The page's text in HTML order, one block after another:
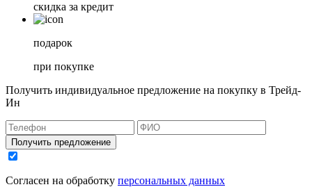
скидка за кредит
подарок
при покупке
Получить индивидуальное предложение на покупку в Трейд-
Ин
Получить предложение
Согласен на обработку персональных данных